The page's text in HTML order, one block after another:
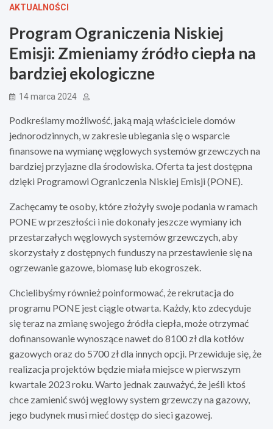
AKTUALNOŚCI
Program Ograniczenia Niskiej
Emisji: Zmieniamy źródło ciepła na
bardziej ekologiczne
14 marca 2024
Podkreślamy możliwość, jaką mają właściciele domów
jednorodzinnych, w zakresie ubiegania się o wsparcie
finansowe na wymianę węglowych systemów grzewczych na
bardziej przyjazne dla środowiska. Oferta ta jest dostępna
dzięki Programowi Ograniczenia Niskiej Emisji (PONE).
Zachęcamy te osoby, które złożyły swoje podania w ramach
PONE w przeszłości i nie dokonały jeszcze wymiany ich
przestarzałych węglowych systemów grzewczych, aby
skorzystały z dostępnych funduszy na przestawienie się na
ogrzewanie gazowe, biomasę lub ekogroszek.
Chcielibyśmy również poinformować, że rekrutacja do
programu PONE jest ciągle otwarta. Każdy, kto zdecyduje
się teraz na zmianę swojego źródła ciepła, może otrzymać
dofinansowanie wynoszące nawet do 8100 zł dla kotłów
gazowych oraz do 5700 zł dla innych opcji. Przewiduje się, że
realizacja projektów będzie miała miejsce w pierwszym
kwartale 2023 roku. Warto jednak zauważyć, że jeśli ktoś
chce zamienić swój węglowy system grzewczy na gazowy,
jego budynek musi mieć dostęp do sieci gazowej.